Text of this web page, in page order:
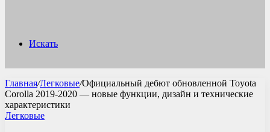
Искать
Главная/Легковые/Официальный дебют обновленной Toyota
Corolla 2019-2020 — новые функции, дизайн и технические
характеристики
Легковые